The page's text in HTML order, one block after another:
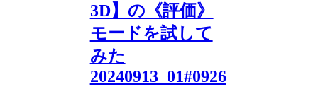
3D】の《評価》
モードを試して
みた
20240913_01#0926